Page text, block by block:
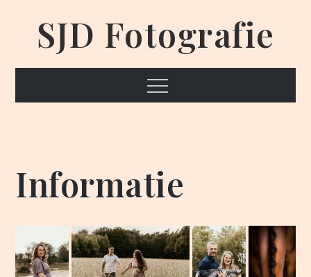
contentSJD Fotografie
Menu
Informatie